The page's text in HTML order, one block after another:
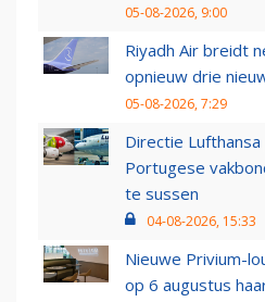
05-08-2026, 9:00
Riyadh Air breidt
opnieuw drie
05-08-2026, 7:29
Directie
Portugese
te sussen
04-08-2026, 15:33
Nieuwe Privium-
op 6 augustus